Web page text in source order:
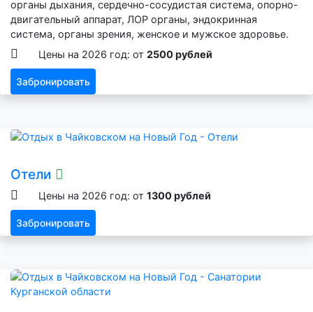
органы дыхания, сердечно-сосудистая система, опорно-
двигательный аппарат, ЛОР органы, эндокринная
система, органы зрения, женское и мужское здоровье.
Цены на 2026 год: от 2500 рублей
Забронировать
Отели
Цены на 2026 год: от 1300 рублей
Забронировать